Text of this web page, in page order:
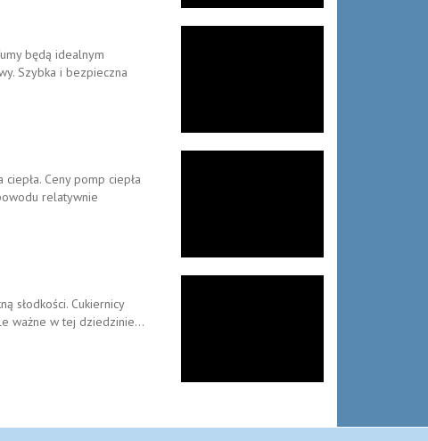
będą idealnym
Szybka i bezpieczna
Ceny pomp ciepła
relatywnie
słodkości. Cukiernicy
ważne w tej dziedzinie...